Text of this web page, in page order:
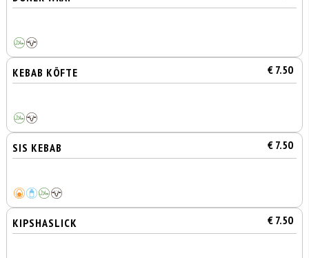
KEBAB KÖFTE € 7.50
SIS KEBAB € 7.50
KIPSHASLICK € 7.50